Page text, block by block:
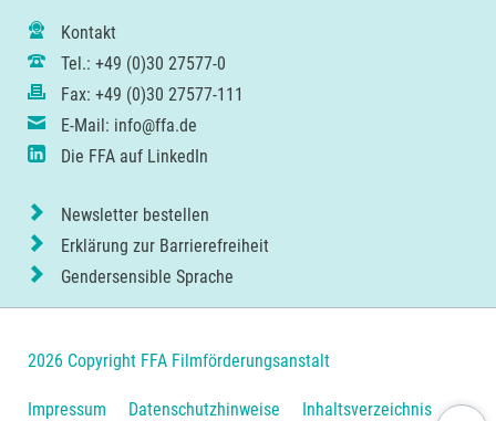
Kontakt
Tel.: +49 (0)30 27577-0
Fax: +49 (0)30 27577-111
E-Mail: info@ffa.de
Die FFA auf LinkedIn
Newsletter bestellen
Erklärung zur Barrierefreiheit
Gendersensible Sprache
2026 Copyright FFA Filmförderungsanstalt
Navigation
Impressum Datenschutzhinweise Inhaltsverzeichnis